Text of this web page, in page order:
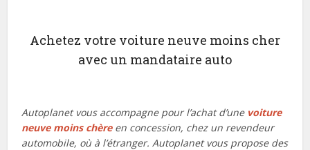
Achetez votre voiture neuve moins cher
avec un mandataire auto
Autoplanet vous accompagne pour l’achat d’une voiture
neuve moins chèreen concession, chez un revendeur
automobile, où à l’étranger. Autoplanet vous propose des